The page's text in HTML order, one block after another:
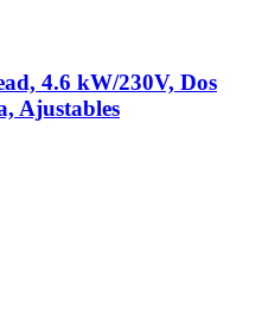
4.6 kW/230V, Dos
Ajustables